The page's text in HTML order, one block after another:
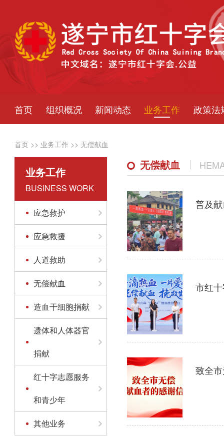
首页 组织概况 新闻动态 业务工作 政策法
首页 >> 业务工作 >> 无偿献血
业务工作
BUSINESS WORK
应急救护
应急救援
人道救助
无偿献血
造血干细胞捐献
遗体和人体器官
捐献
红十字志愿服务
和青少年
其他业务
无偿献血
市红